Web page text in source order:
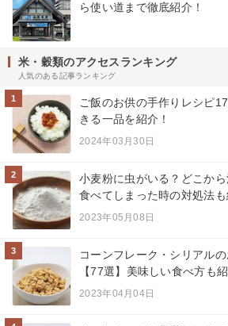
ら使い道まで徹底紹介！
米・穀類のアクセスランキング
人気のある記事ランキング
1
ご飯のお供の手作りレシピ
きる一品を紹介！
2024年03月30日
2
小麦粉に虫がいる？どこか
食べてしまった時の対処法も
2023年05月08日
3
コーンフレーク・シリアル
【77選】美味しい食べ方も紹
2023年04月04日